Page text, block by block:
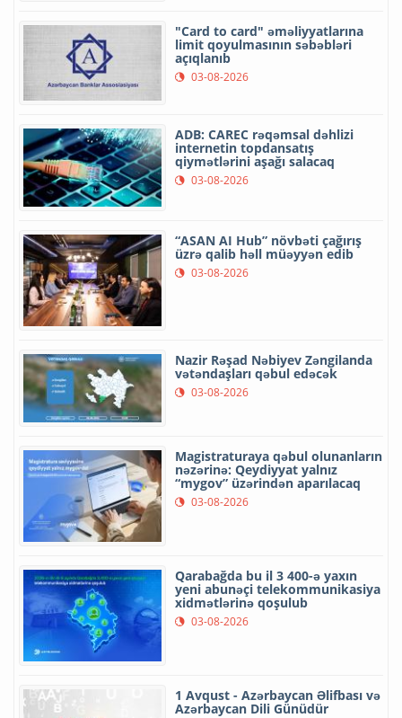
"Card to card" əməliyyatlarına
limit qoyulmasının səbəbləri
açıqlanıb
03-08-2026
ADB: CAREC rəqəmsal dəhlizi
internetin topdansatış
qiymətlərini aşağı salacaq
03-08-2026
“ASAN AI Hub” növbəti çağırış
üzrə qalib həll müəyyən edib
03-08-2026
Nazir Rəşad Nəbiyev Zəngilanda
vətəndaşları qəbul edəcək
03-08-2026
Magistraturaya qəbul olunanların
nəzərinə: Qeydiyyat yalnız
“mygov” üzərindən aparılacaq
03-08-2026
Qarabağda bu il 3 400-ə yaxın
yeni abunəçi telekommunikasiya
xidmətlərinə qoşulub
03-08-2026
1 Avqust - Azərbaycan Əlifbası və
Azərbaycan Dili Günüdür